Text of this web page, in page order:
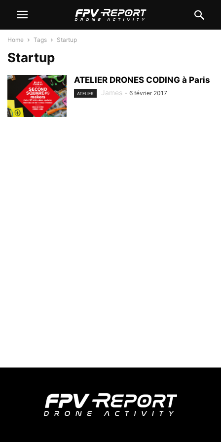
Home Tags Startup
Startup
ATELIER DRONES CODING à Paris
ATELIER James - 6 février 2017